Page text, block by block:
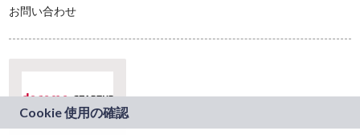
お問い合わせ